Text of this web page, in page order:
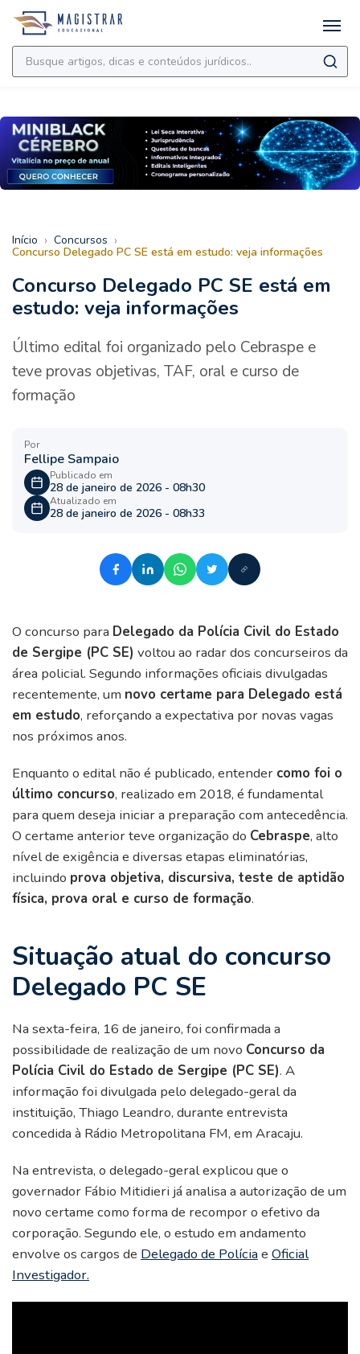
Início › Concursos ›
Concurso Delegado PC SE está em estudo: veja informações
Concurso Delegado PC SE está em
estudo: veja informações
Último edital foi organizado pelo Cebraspe e
teve provas objetivas, TAF, oral e curso de
formação
Por
Fellipe Sampaio
Publicado em
28 de janeiro de 2026 - 08h30
Atualizado em
28 de janeiro de 2026 - 08h33
O concurso para Delegado da Polícia Civil do Estado
de Sergipe (PC SE) voltou ao radar dos concurseiros da
área policial. Segundo informações oficiais divulgadas
recentemente, um novo certame para Delegado está
em estudo, reforçando a expectativa por novas vagas
nos próximos anos.
Enquanto o edital não é publicado, entender como foi o
último concurso, realizado em 2018, é fundamental
para quem deseja iniciar a preparação com antecedência.
O certame anterior teve organização do Cebraspe, alto
nível de exigência e diversas etapas eliminatórias,
incluindo prova objetiva, discursiva, teste de aptidão
física, prova oral e curso de formação.
Situação atual do concurso
Delegado PC SE
Na sexta-feira, 16 de janeiro, foi confirmada a
possibilidade de realização de um novo Concurso da
Polícia Civil do Estado de Sergipe (PC SE). A
informação foi divulgada pelo delegado-geral da
instituição, Thiago Leandro, durante entrevista
concedida à Rádio Metropolitana FM, em Aracaju.
Na entrevista, o delegado-geral explicou que o
governador Fábio Mitidieri já analisa a autorização de um
novo certame como forma de recompor o efetivo da
corporação. Segundo ele, o estudo em andamento
envolve os cargos de Delegado de Políciae Oficial
Investigador.